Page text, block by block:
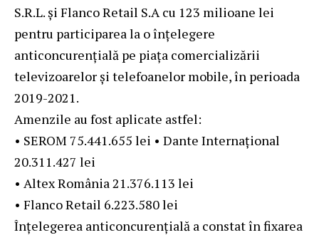
S.R.L. și Flanco Retail S.A cu 123 milioane lei
pentru participarea la o înțelegere
anticoncurențială pe piața comercializării
televizoarelor și telefoanelor mobile, în perioada
2019-2021.
Amenzile au fost aplicate astfel:
• SEROM 75.441.655 lei • Dante Internațional
20.311.427 lei
• Altex România 21.376.113 lei
• Flanco Retail 6.223.580 lei
Înțelegerea anticoncurențială a constat în fixarea